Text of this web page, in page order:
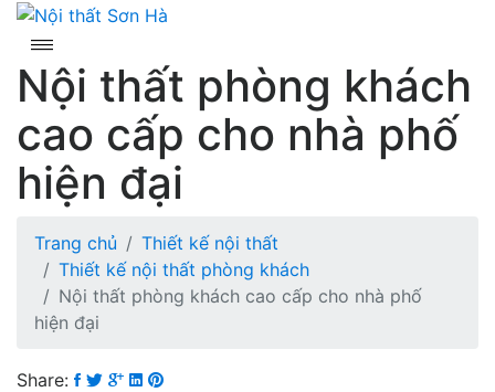
Skip
content
Nội thất phòng khách
cao cấp cho nhà phố
hiện đại
Trang chủ
Thiết kế nội thất
Thiết kế nội thất phòng khách
Nội thất phòng khách cao cấp cho nhà phố
hiện đại
Share: